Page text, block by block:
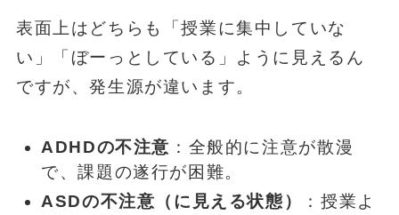
表面上はどちらも「授業に集中していな
い」「ぼーっとしている」ように見えるん
ですが、発生源が違います。
ADHDの不注意 ：全般的に注意が散漫
で、課題の遂行が困難。
ASDの不注意（に見える状態）
：授業よ